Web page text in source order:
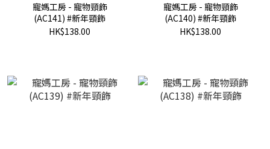
寵媽工房 - 寵物頸飾
(AC141) #新年頸飾
HK$138.00
寵媽工房 - 寵物頸飾
(AC140) #新年頸飾
HK$138.00